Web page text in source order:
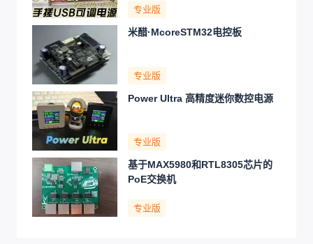
专业版
米醋·McoreSTM32电控板
专业版
Power Ultra 高精度迷你数控电源
专业版
基于MAX5980和RTL8305芯片的
PoE交换机
专业版